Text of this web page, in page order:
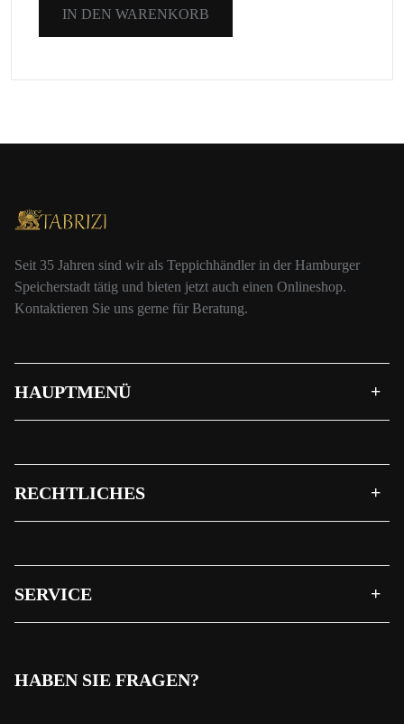
IN DEN WARENKORB
Seit 35 Jahren sind wir als Teppichhändler in der Hamburger
Speicherstadt tätig und bieten jetzt auch einen Onlineshop.
Kontaktieren Sie uns gerne für Beratung.
HAUPTMENÜ
RECHTLICHES
SERVICE
HABEN SIE FRAGEN?